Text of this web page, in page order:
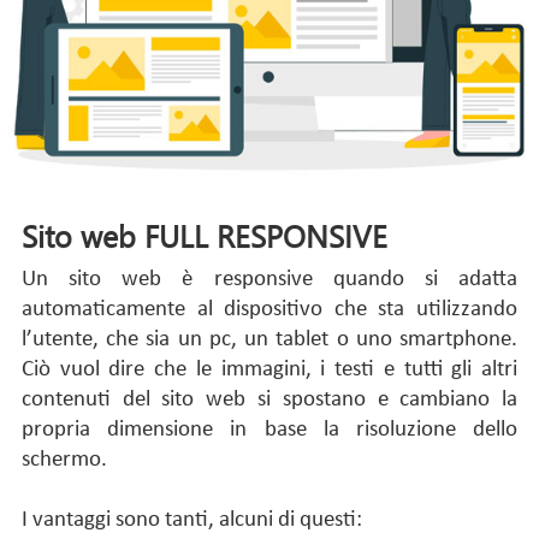
Sito web FULL RESPONSIVE
Un sito web è responsive quando si adatta
automaticamente al dispositivo che sta utilizzando
l’utente, che sia un pc, un tablet o uno smartphone.
Ciò vuol dire che le immagini, i testi e tutti gli altri
contenuti del sito web si spostano e cambiano la
propria dimensione in base la risoluzione dello
schermo.
I vantaggi sono tanti, alcuni di questi: